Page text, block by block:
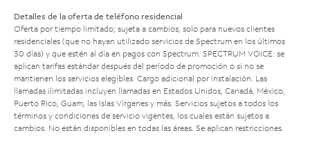
Detalles de la oferta de teléfono residencial
Oferta por tiempo limitado; sujeta a cambios; solo para nuevos clientes
residenciales (que no hayan utilizado servicios de Spectrum en los últimos
30 días) y que estén al día en pagos con Spectrum. SPECTRUM VOICE: se
aplican tarifas estándar después del período de promoción o si no se
mantienen los servicios elegibles. Cargo adicional por instalación. Las
llamadas ilimitadas incluyen llamadas en Estados Unidos, Canadá, México,
Puerto Rico, Guam, las Islas Vírgenes y más. Servicios sujetos a todos los
términos y condiciones de servicio vigentes, los cuales están sujetos a
cambios. No están disponibles en todas las áreas. Se aplican restricciones.